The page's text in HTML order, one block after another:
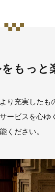
もっと
り充実したも
ービスを心ゆ
ください。